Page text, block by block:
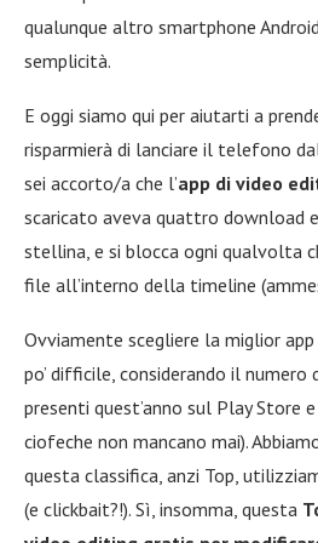
qualunque altro smartphone
semplicità.
E oggi siamo qui per aiutarti a
risparmierà di lanciare il telefono
sei accorto/a che l’app di video
scaricato aveva quattro download
stellina, e si blocca ogni qualvolta
file all’interno della timeline
Ovviamente scegliere la miglior
po’ difficile, considerando il numero
presenti quest’anno sul Play Store
ciofeche non mancano mai).
questa classifica, anzi Top,
(e clickbait?!). Sì, insomma, questa